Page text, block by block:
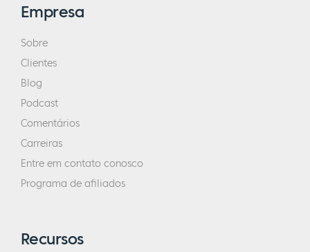
Empresa
Sobre
Clientes
Blog
Podcast
Comentários
Carreiras
Entre em contato conosco
Programa de afiliados
Recursos